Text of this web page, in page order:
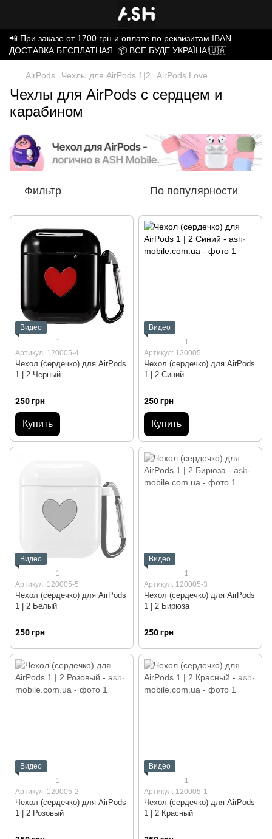
📲 При заказе от 1700 грн и оплате по реквизитам IBAN —
ДОСТАВКА БЕСПЛАТНАЯ. 📦 ВСЕ БУДЕ УКРАЇНА!🇺🇦
AirPods Чехлы для AirPods 1|2 AirPods Love
Чехлы для AirPods с сердцем и
карабином
Фильтр По популярности
Видео
1
Артикул: 120005-4
Чехол (сердечко) для AirPods
1 | 2 Черный
250 грн
Купить
Видео
1
Артикул: 120005
Чехол (сердечко) для AirPods
1 | 2 Синий
250 грн
Купить
Видео
1
Артикул: 120005-5
Чехол (сердечко) для AirPods
1 | 2 Белый
250 грн
Видео
1
Артикул: 120005-3
Чехол (сердечко) для AirPods
1 | 2 Бирюза
250 грн
Видео
1
Артикул: 120005-2
Чехол (сердечко) для AirPods
1 | 2 Розовый
Видео
1
Артикул: 120005-1
Чехол (сердечко) для AirPods
1 | 2 Красный